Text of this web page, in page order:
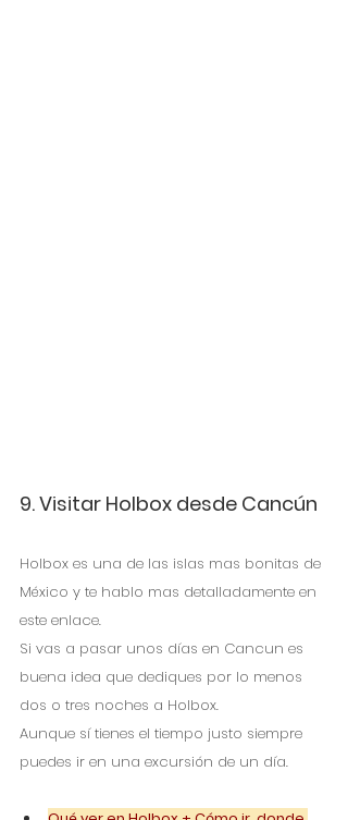
9. Visitar Holbox desde Cancún
Holbox es una de las islas mas bonitas de
México y te hablo mas detalladamente en
este enlace.
Si vas a pasar unos días en Cancun es
buena idea que dediques por lo menos
dos o tres noches a Holbox.
Aunque sí tienes el tiempo justo siempre
puedes ir en una excursión de un día.